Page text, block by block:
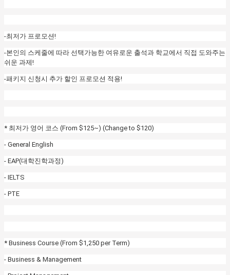
-최저가 프로모션!
-본인의 스케줄에 따라 선택가능한 여유로운 출석과 학교에서 직접 도와주는
쉬운 과제!
-패키지 신청시 추가 할인 프로모션 적용!
* 최저가 영어 코스 (From $125~) (Change to $120)
- General English
- EAP(대학진학과정)
- IELTS
- PTE
* Business Course (From $1,250 per Term)
- Business & Management